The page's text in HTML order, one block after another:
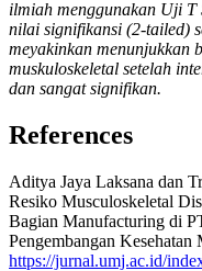
ilmiah menggunakan Uji T
nilai signifikansi (2-tailed)
meyakinkan menunjukkan
muskuloskeletal setelah
dan sangat signifikan.
References
Aditya Jaya Laksana dan
Resiko Musculoskeletal
Bagian Manufacturing di
Pengembangan
https://jurnal.umj.ac.id/